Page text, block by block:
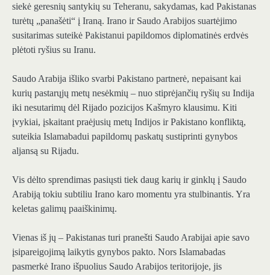
siekė geresnių santykių su Teheranu, sakydamas, kad Pakistanas
turėtų „panašėti“ į Iraną. Irano ir Saudo Arabijos suartėjimo
susitarimas suteikė Pakistanui papildomos diplomatinės erdvės
plėtoti ryšius su Iranu.
Saudo Arabija išliko svarbi Pakistano partnerė, nepaisant kai
kurių pastarųjų metų nesėkmių – nuo ​​stiprėjančių ryšių su Indija
iki nesutarimų dėl Rijado pozicijos Kašmyro klausimu. Kiti
įvykiai, įskaitant praėjusių metų Indijos ir Pakistano konfliktą,
suteikia Islamabadui papildomų paskatų sustiprinti gynybos
aljansą su Rijadu.
Vis dėlto sprendimas pasiųsti tiek daug karių ir ginklų į Saudo
Arabiją tokiu subtiliu Irano karo momentu yra stulbinantis. Yra
keletas galimų paaiškinimų.
Vienas iš jų – Pakistanas turi pranešti Saudo Arabijai apie savo
įsipareigojimą laikytis gynybos pakto. Nors Islamabadas
pasmerkė Irano išpuolius Saudo Arabijos teritorijoje, jis